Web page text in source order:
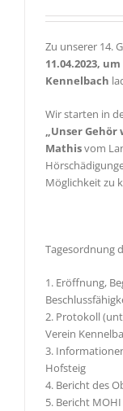
Zu unserer 14.
11.04.2023,
Kennelbach
Wir starten in
„Unser
Mathisvom
Möglichkeit zu
Tagesordnung
1. Eröffnung,
2. Protokoll
Verein
3.
Hofsteig
4. Bericht des
5. Bericht